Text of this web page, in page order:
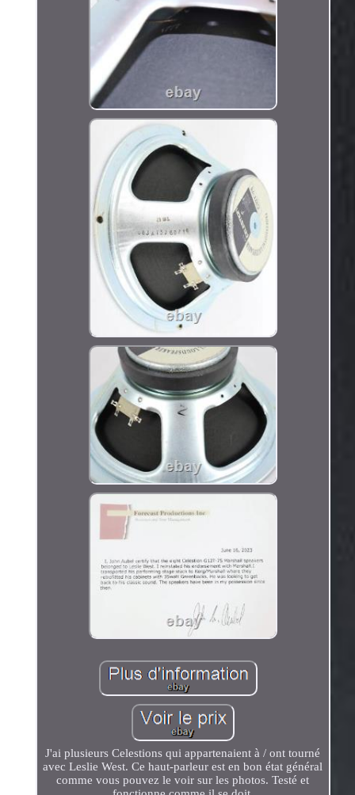
J'ai plusieurs Celestions qui appartenaient à / ont tourné
avec Leslie West. Ce haut-parleur est en bon état général
comme vous pouvez le voir sur les photos. Testé et